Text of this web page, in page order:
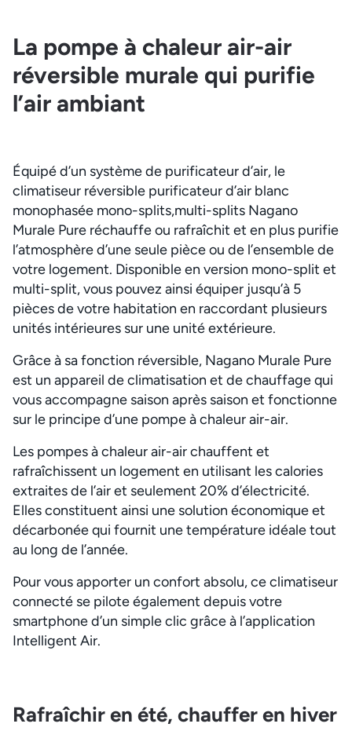
La pompe à chaleur air-air
réversible murale qui purifie
l’air ambiant
Équipé d’un système de purificateur d’air, le
climatiseur réversible purificateur d’air blanc
monophasée mono-splits,multi-splits Nagano
Murale Pure réchauffe ou rafraîchit et en plus purifie
l’atmosphère d’une seule pièce ou de l’ensemble de
votre logement. Disponible en version mono-split et
multi-split, vous pouvez ainsi équiper jusqu’à 5
pièces de votre habitation en raccordant plusieurs
unités intérieures sur une unité extérieure.
Grâce à sa fonction réversible, Nagano Murale Pure
est un appareil de climatisation et de chauffage qui
vous accompagne saison après saison et fonctionne
sur le principe d’une pompe à chaleur air-air.
Les pompes à chaleur air-air chauffent et
rafraîchissent un logement en utilisant les calories
extraites de l’air et seulement 20% d’électricité.
Elles constituent ainsi une solution économique et
décarbonée qui fournit une température idéale tout
au long de l’année.
Pour vous apporter un confort absolu, ce climatiseur
connecté se pilote également depuis votre
smartphone d’un simple clic grâce à l’application
Intelligent Air.
Rafraîchir en été, chauffer en hiver